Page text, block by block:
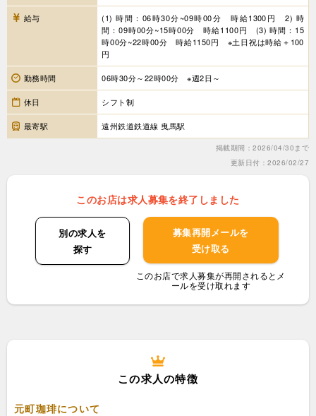
給与
(1) 時間：06時30分~09時00分 時給1300円 2) 時
間：09時00分~15時00分 時給1100円 (3) 時間：15
時00分~22時00分 時給1150円 ※土日祝は時給＋100
円
勤務時間 06時30分～22時00分 ※週2日～
休日 シフト制
最寄駅 遠州鉄道鉄道線 曳馬駅
掲載期間：2026/04/30まで
更新日付：2026/02/27
このお店は求人募集を終了しました
別の求人を
探す
募集再開メールを
受け取る
このお店で求人募集が再開されるとメ
ールを受け取れます
この求人の特徴
元町珈琲について